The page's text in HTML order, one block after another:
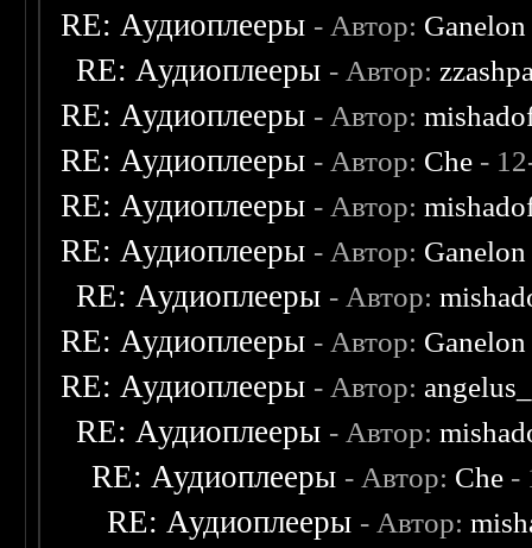
RE: Аудиоплееры - Автор: Ganelon
RE: Аудиоплееры - Автор:
RE: Аудиоплееры - Автор:
RE: Аудиоплееры - Автор: Che -
RE: Аудиоплееры - Автор:
RE: Аудиоплееры - Автор: Ganelon
RE: Аудиоплееры - Автор:
RE: Аудиоплееры - Автор: Ganelon
RE: Аудиоплееры - Автор:
RE: Аудиоплееры - Автор:
RE: Аудиоплееры - Автор: Che -
RE: Аудиоплееры - Автор: